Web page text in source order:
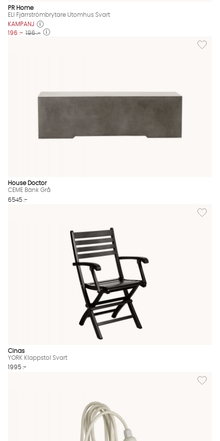
PR Home
ELI Fjärrströmbrytare Utomhus Svart
KAMPANJ
196 :- 196 :-
Lägg
House Doctor
CEME Bänk Grå
6545 :-
Lägg
Cinas
YORK Klappstol Svart
1995 :-
Lägg